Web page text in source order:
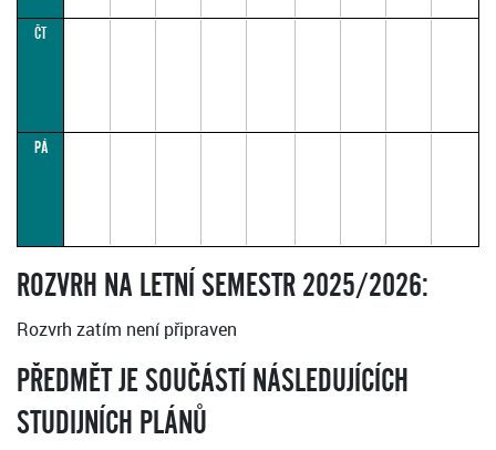
ČT
PÁ
ROZVRH NA LETNÍ SEMESTR 2025/2026:
Rozvrh zatím není připraven
PŘEDMĚT JE SOUČÁSTÍ NÁSLEDUJÍCÍCH
STUDIJNÍCH PLÁNŮ